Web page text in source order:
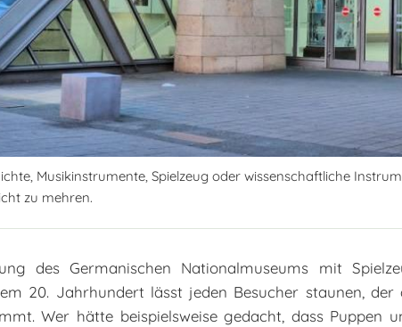
Musikinstrumente, Spielzeug oder wissenschaftliche
zu mehren.
des Germanischen Nationalmuseums mit
20. Jahrhundert lässt jeden Besucher staunen, der
Wer hätte beispielsweise gedacht, dass Puppen